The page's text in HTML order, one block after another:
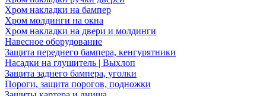
Хром накладки на бампер
Хром молдинги на окна
Хром накладки на двери и молдинги
Навесное оборудование
Защита переднего бампера, кенгурятники
Насадки на глушитель | Выхлоп
Защита заднего бампера, уголки
Пороги, защита порогов, подножки